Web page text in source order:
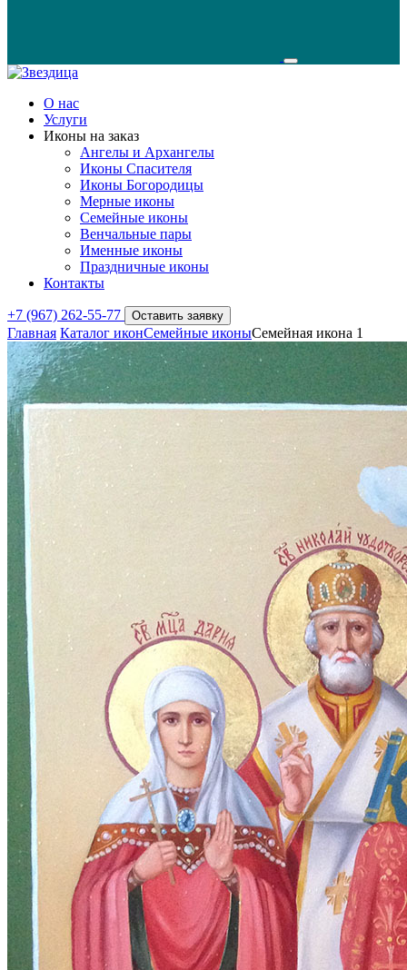
О нас
Услуги
Иконы на заказ
Ангелы и Архангелы
Иконы Спасителя
Иконы Богородицы
Мерные иконы
Семейные иконы
Венчальные пары
Именные иконы
Праздничные иконы
Контакты
+7 (967) 262-55-77 Оставить заявку
Главная Каталог иконСемейные иконыСемейная икона 1